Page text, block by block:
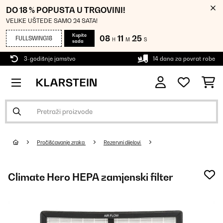
DO 18 % POPUSTA U TRGOVINI!
VELIKE UŠTEDE SAMO 24 SATA!
FULLSWING18
Kupite
sada
08 H 11 M 25 S
3-godišnje jamstvo 14 dana za povrat robe
Pročišćavanje zraka Rezervni dijelovi
Climate Hero HEPA zamjenski filter